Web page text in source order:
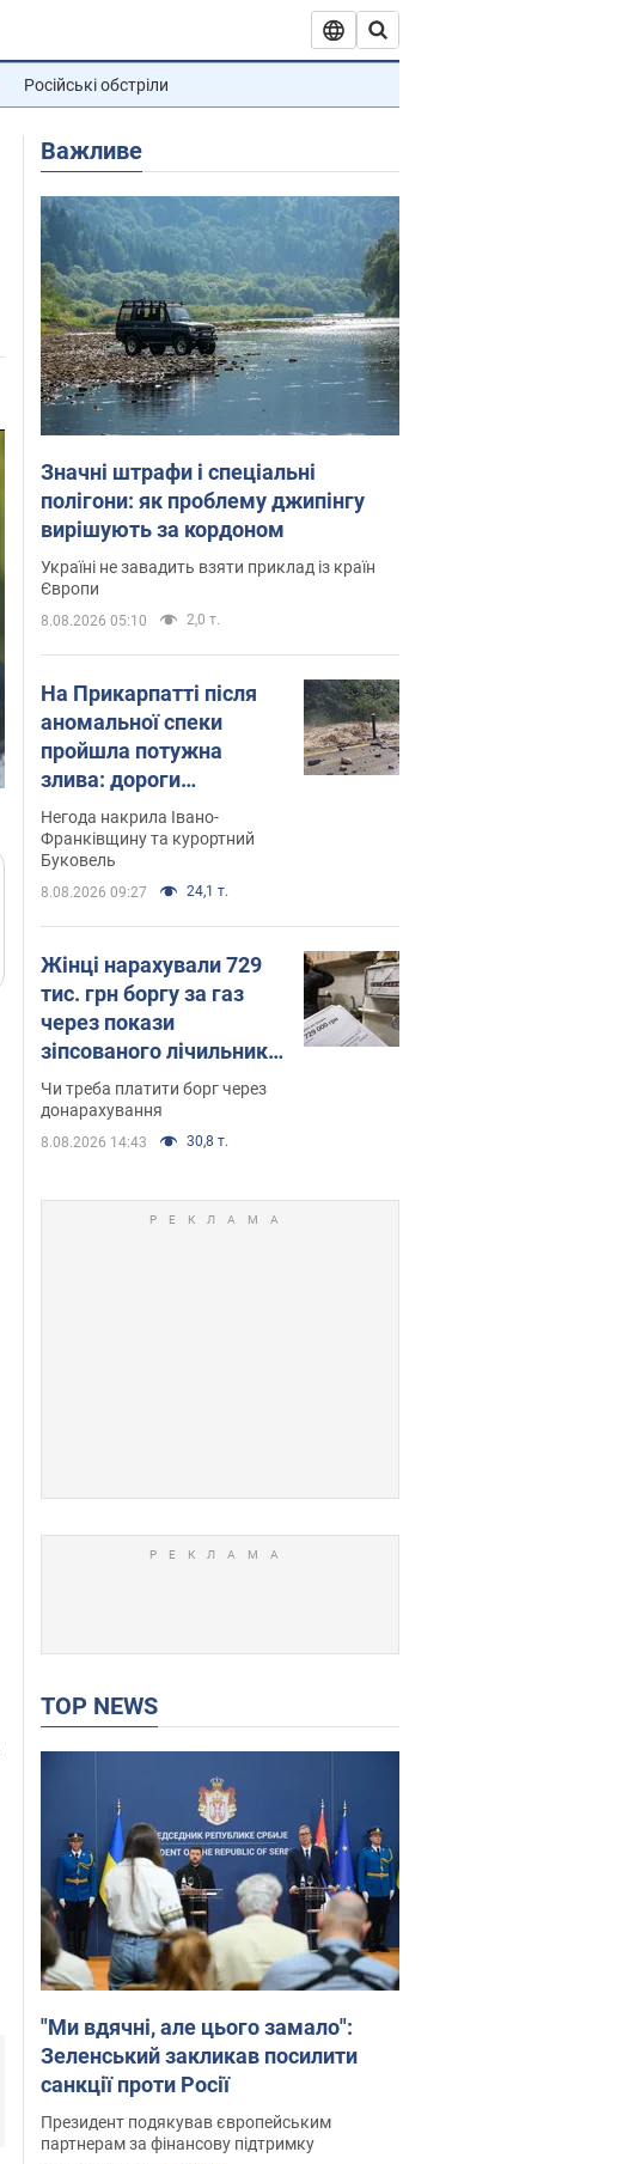
Російські обстріли
Важливе
Значні штрафи і спеціальні
полігони: як проблему джипінгу
вирішують за кордоном
Україні не завадить взяти приклад із країн
Європи
8.08.2026 05:10 2,0 т.
На Прикарпатті після
аномальної спеки
пройшла потужна
злива: дороги
перетворились на
річки. Відео
Негода накрила Івано-
Франківщину та курортний
Буковель
8.08.2026 09:27 24,1 т.
Жінці нарахували 729
тис. грн боргу за газ
через покази
зіпсованого лічильника:
суддя ухвалив
неочікуване рішення
Чи треба платити борг через
донарахування
8.08.2026 14:43 30,8 т.
TOP NEWS
"Ми вдячні, але цього замало":
Зеленський закликав посилити
санкції проти Росії
Президент подякував європейським
партнерам за фінансову підтримку